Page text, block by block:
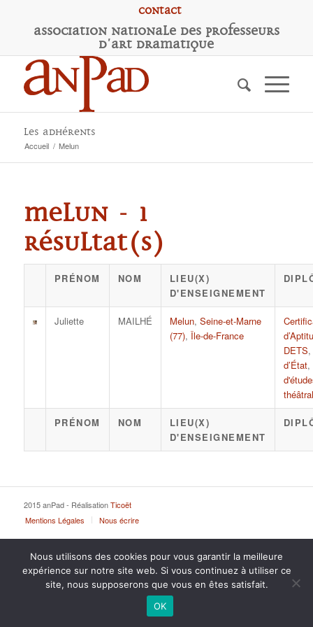
Contact
Association Nationale des Professeurs
d'Art Dramatique
Les adhérents
Accueil / Melun
Melun - 1
résultat(s)
PRÉNOM NOM
LIEU(X)
D'ENSEIGNEMENT
Juliette MAILHÉ Melun, Seine-et-Marne
(77), Île-de-France
DETS,
d’État,
PRÉNOM NOM
LIEU(X)
D'ENSEIGNEMENT
2015 anPad - RéalisationTicoët
Mentions Légales
Nous écrire
Nous utilisons des cookies pour vous garantir la meilleure
expérience sur notre site web. Si vous continuez à utiliser ce
site, nous supposerons que vous en êtes satisfait.
OK